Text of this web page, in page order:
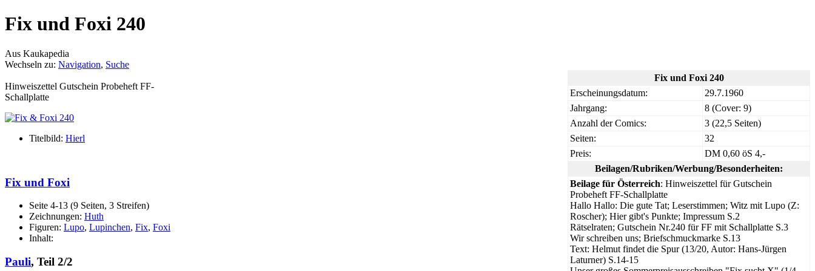
Fix und Foxi 240
Aus Kaukapedia
Wechseln zu: Navigation, Suche
Fix und Foxi 240
Erscheinungsdatum:
29.7.1960
Jahrgang:
8 (Cover: 9)
Anzahl der Comics:
3 (22,5 Seiten)
Seiten:
32
Preis:
DM 0,60 öS 4,-
Beilagen/Rubriken/Werbung/Besonderheiten:
Beilage für Österreich: Hinweiszettel für Gutschein
Probeheft FF-Schallplatte
Hallo Hallo: Die gute Tat; Leserstimmen; Witz mit Lupo (Z:
Roscher); Hier gibt's Punkte; Impressum S.2
Rätselraten; Gutschein Nr.240 für FF mit Schallplatte S.3
Wir schreiben uns; Briefschmuckmarke S.13
Text: Helmut findet die Spur (13/20, Autor: Hans-Jürgen
Laturner) S.14-15
Hinweiszettel Gutschein Probeheft FF-
Schallplatte
Titelbild: Hierl
Fix und Foxi
Seite 4-13 (9 Seiten, 3 Streifen)
Zeichnungen: Huth
Figuren: Lupo, Lupinchen, Fix, Foxi
Inhalt:
Pauli, Teil 2/2